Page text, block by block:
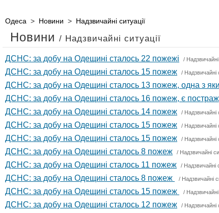
Одеса > Новини > Надзвичайні ситуації
Новини / Надзвичайні ситуації
ДСНС: за добу на Одещині сталось 22 пожежі / Надзвичайні
ДСНС: за добу на Одещині сталось 15 пожеж / Надзвичайні
ДСНС: за добу на Одещині сталось 13 пожеж, одна з
ДСНС: за добу на Одещині сталось 16 пожеж, є
ДСНС: за добу на Одещині сталось 14 пожеж / Надзвичайні
ДСНС: за добу на Одещині сталось 15 пожеж / Надзвичайні
ДСНС: за добу на Одещині сталось 15 пожеж / Надзвичайні
ДСНС: за добу на Одещині сталось 8 пожеж / Надзвичайні
ДСНС: за добу на Одещині сталось 11 пожеж / Надзвичайні
ДСНС: за добу на Одещині сталось 8 пожеж / Надзвичайні
ДСНС: за добу на Одещині сталось 15 пожеж / Надзвичайні
ДСНС: за добу на Одещині сталось 12 пожеж / Надзвичайні